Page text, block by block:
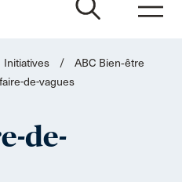
Initiatives /
ABC Bien‑être
de-vagues
de-